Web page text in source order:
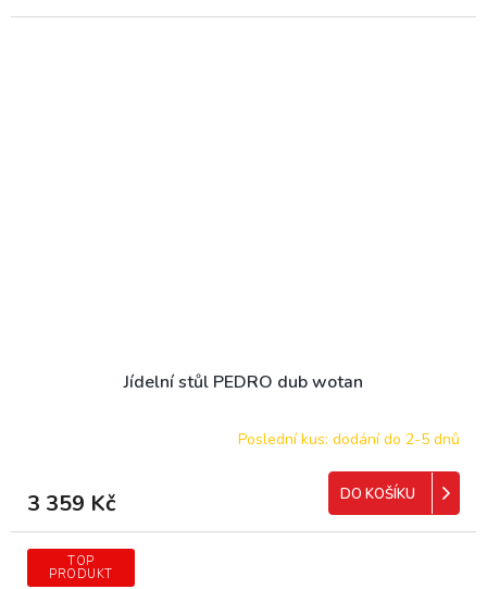
Jídelní stůl PEDRO dub wotan
Poslední kus: dodání do 2-5 dnů
3 359 Kč DO KOŠÍKU
TOP
PRODUKT